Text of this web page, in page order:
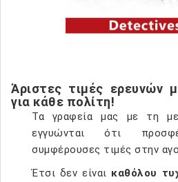
Άριστες τιμές ερευνών
για κάθε πολίτη!
Τα γραφεία μας με τη
εγγυώνται ότι
συμφέρουσες τιμές στην
Έτσι δεν είναι καθόλου